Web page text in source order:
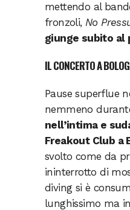
mettendo al
fronzoli, No
giunge subito al
IL CONCERTO A
Pause superflue
nemmeno
nell’intima e
Freakout Club a
svolto come da
ininterrotto di
diving si è
lunghissimo ma